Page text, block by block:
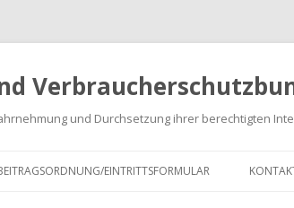
und Durchsetzung ihrer berechtigten
zum
EINTRITTSFORMULAR